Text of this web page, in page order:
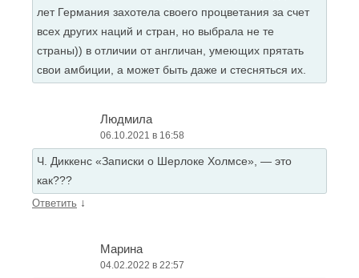
лет Германия захотела своего процветания за счет
всех других наций и стран, но выбрала не те
страны)) в отличии от англичан, умеющих прятать
свои амбиции, а может быть даже и стесняться их.
Людмила
06.10.2021 в 16:58
Ч. Диккенс «Записки о Шерлоке Холмсе», — это
как???
Ответить ↓
Марина
04.02.2022 в 22:57